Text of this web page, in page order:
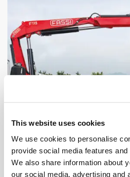
This website uses cookies
We use cookies to personalise
provide social media features
We also share information about
our social media, advertising and